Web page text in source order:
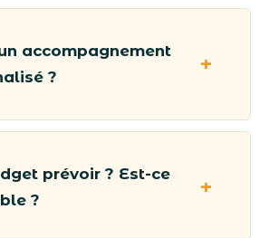
accompagnement
?
prévoir ? Est-ce
?